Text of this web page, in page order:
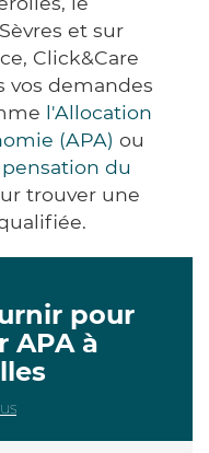
et sur
Click&Care
vos demandes
l'Allocation
(APA) ou
du
trouver une
pour
APA à